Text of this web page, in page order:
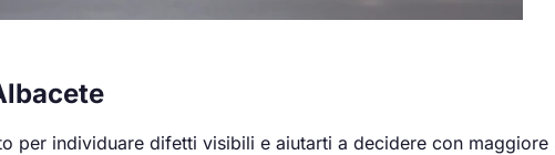
per individuare difetti visibili e aiutarti a decidere con maggiore